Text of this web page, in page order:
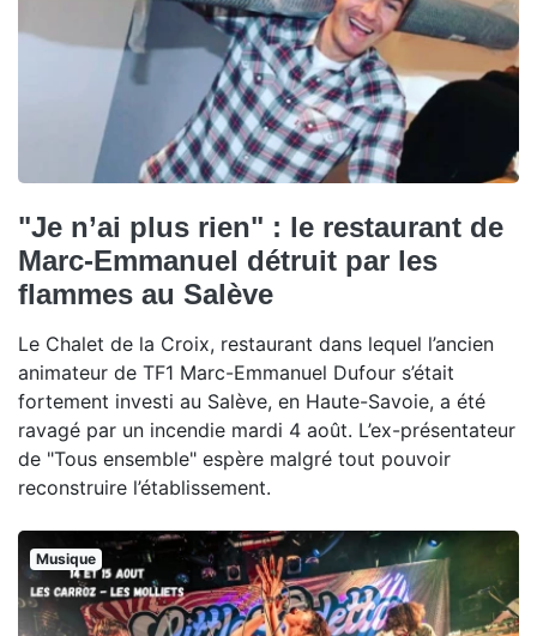
"Je n’ai plus rien" : le restaurant de
Marc-Emmanuel détruit par les
flammes au Salève
Le Chalet de la Croix, restaurant dans lequel l’ancien
animateur de TF1 Marc-Emmanuel Dufour s’était
fortement investi au Salève, en Haute-Savoie, a été
ravagé par un incendie mardi 4 août. L’ex-présentateur
de "Tous ensemble" espère malgré tout pouvoir
reconstruire l’établissement.
Musique